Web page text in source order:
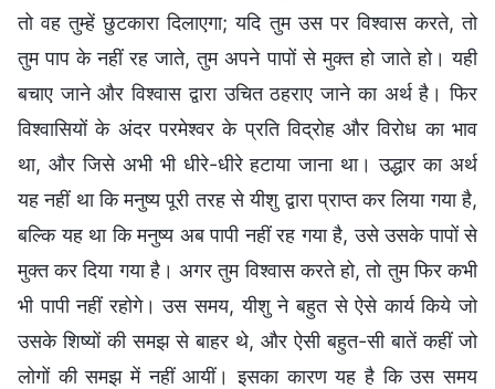
तो वह तुम्हें छुटकारा दिलाएगा; यदि तुम उस पर विश्वास करते, तो
तुम पाप के नहीं रह जाते, तुम अपने पापों से मुक्त हो जाते हो। यही
बचाए जाने और विश्वास द्वारा उचित ठहराए जाने का अर्थ है। फिर
विश्वासियों के अंदर परमेश्वर के प्रति विद्रोह और विरोध का भाव
था, और जिसे अभी भी धीरे-धीरे हटाया जाना था। उद्धार का अर्थ
यह नहीं था कि मनुष्य पूरी तरह से यीशु द्वारा प्राप्त कर लिया गया है,
बल्कि यह था कि मनुष्य अब पापी नहीं रह गया है, उसे उसके पापों से
मुक्त कर दिया गया है। अगर तुम विश्वास करते हो, तो तुम फिर कभी
भी पापी नहीं रहोगे। उस समय, यीशु ने बहुत से ऐसे कार्य किये जो
उसके शिष्यों की समझ से बाहर थे, और ऐसी बहुत-सी बातें कहीं जो
लोगों की समझ में नहीं आयीं। इसका कारण यह है कि उस समय